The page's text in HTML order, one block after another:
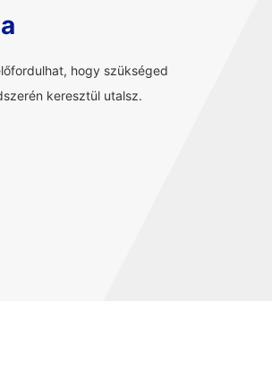
hogy szükséged
keresztül utalsz.